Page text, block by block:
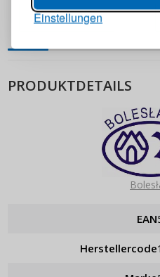
Einstellungen
IN DEN WARENKORB
PRODUKTDETAILS
EAN
Herstellercode